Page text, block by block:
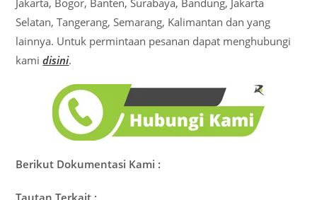
Selatan, Tangerang, Semarang, Kalimantan dan yang
lainnya. Untuk permintaan pesanan dapat menghubungi
kamidisini.
Berikut Dokumentasi Kami :
Tautan Terkait :